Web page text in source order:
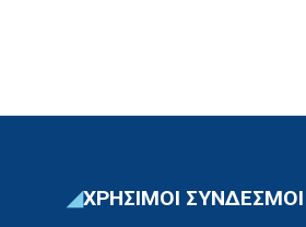
ΧΡΗΣΙΜΟΙ ΣΥΝΔΕΣΜΟΙ